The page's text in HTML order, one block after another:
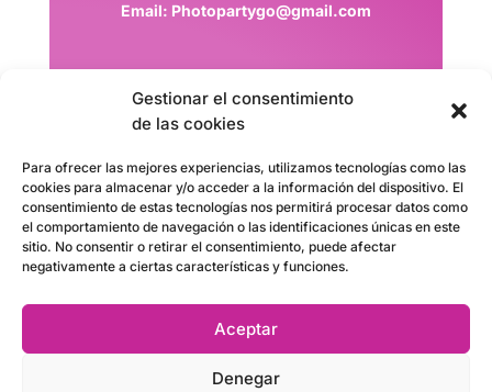
Gestionar el consentimiento
de las cookies
Para ofrecer las mejores experiencias, utilizamos tecnologías como las
cookies para almacenar y/o acceder a la información del dispositivo. El
consentimiento de estas tecnologías nos permitirá procesar datos como
el comportamiento de navegación o las identificaciones únicas en este
sitio. No consentir o retirar el consentimiento, puede afectar
negativamente a ciertas características y funciones.
Aceptar
Denegar
Email: Photopartygo@gmail.com
Copyright © 2026 Web realizada por
BlackOutMedia
Política de Privacidad|Política de
Cookies|Aviso Legal